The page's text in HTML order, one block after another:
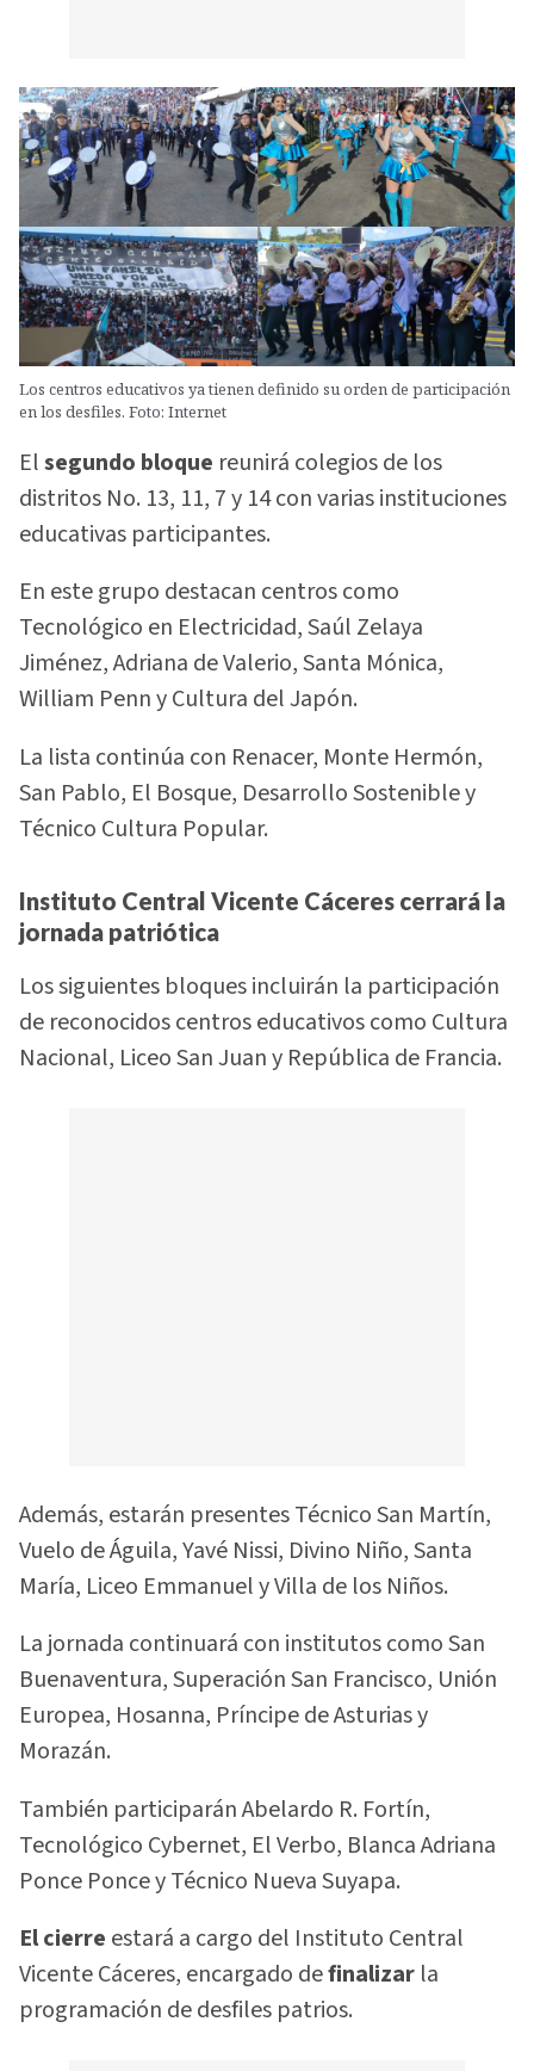
Los centros educativos ya tienen definido su orden de participación
en los desfiles. Foto: Internet
Elsegundo bloque reunirá colegios de los
distritos No. 13, 11, 7 y 14 con varias instituciones
educativas participantes.
En este grupo destacan centros como
Tecnológico en Electricidad, Saúl Zelaya
Jiménez, Adriana de Valerio, Santa Mónica,
William Penn y Cultura del Japón.
La lista continúa con Renacer, Monte Hermón,
San Pablo, El Bosque, Desarrollo Sostenible y
Técnico Cultura Popular.
Instituto Central Vicente Cáceres cerrará la
jornada patriótica
Los siguientes bloques incluirán la participación
de reconocidos centros educativos como Cultura
Nacional, Liceo San Juan y República de Francia.
Además, estarán presentes Técnico San Martín,
Vuelo de Águila, Yavé Nissi, Divino Niño, Santa
María, Liceo Emmanuel y Villa de los Niños.
La jornada continuará con institutos como San
Buenaventura, Superación San Francisco, Unión
Europea, Hosanna, Príncipe de Asturias y
Morazán.
También participarán Abelardo R. Fortín,
Tecnológico Cybernet, El Verbo, Blanca Adriana
Ponce Ponce y Técnico Nueva Suyapa.
El cierre estará a cargo del Instituto Central
Vicente Cáceres, encargado definalizar la
programación de desfiles patrios.